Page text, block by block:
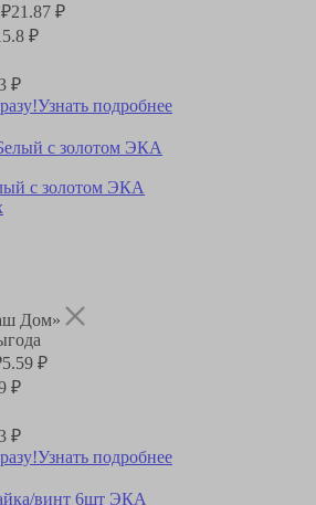
21.87 ₽
₽
₽
Узнать подробнее
с золотом ЭКА
Дом»
5.59 ₽
₽
₽
Узнать подробнее